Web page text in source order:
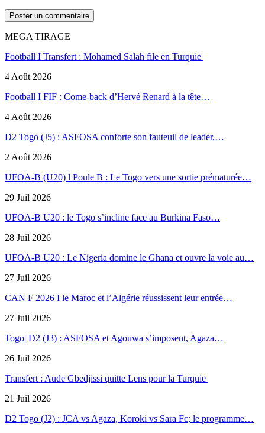
MEGA TIRAGE
Football I Transfert : Mohamed Salah file en Turquie
4 Août 2026
Football I FIF : Come-back d’Hervé Renard à la tête…
4 Août 2026
D2 Togo (J5) : ASFOSA conforte son fauteuil de leader,…
2 Août 2026
UFOA-B (U20) l Poule B : Le Togo vers une sortie prématurée…
29 Juil 2026
UFOA-B U20 : le Togo s’incline face au Burkina Faso…
28 Juil 2026
UFOA-B U20 : Le Nigeria domine le Ghana et ouvre la voie au…
27 Juil 2026
CAN F 2026 I le Maroc et l’Algérie réussissent leur entrée…
27 Juil 2026
Togo| D2 (J3) : ASFOSA et Agouwa s’imposent, Agaza…
26 Juil 2026
Transfert : Aude Gbedjissi quitte Lens pour la Turquie
21 Juil 2026
D2 Togo (J2) : JCA vs Agaza, Koroki vs Sara Fc; le programme…